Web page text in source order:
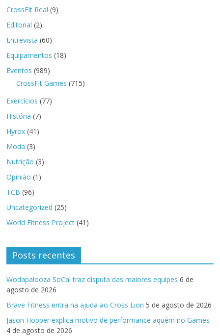
CrossFit Real (9)
Editorial (2)
Entrevista (60)
Equipamentos (18)
Eventos (989)
CrossFit Games (715)
Exercícios (77)
História (7)
Hyrox (41)
Moda (3)
Nutrição (3)
Opinião (1)
TCB (96)
Uncategorized (25)
World Fitness Project (41)
Posts recentes
Wodapalooza SoCal traz disputa das maiores equipes 6 de
agosto de 2026
Brave Fitness entra na ajuda ao Cross Lion 5 de agosto de 2026
Jason Hopper explica motivo de performance aquém no Games
4 de agosto de 2026